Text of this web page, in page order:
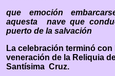
que emoción
aquesta
nave que
puerto de la salvación
La celebración terminó con
veneración de la Reliquia
Santísima Cruz.